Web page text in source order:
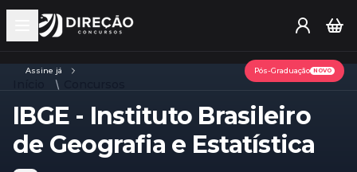
Open main menu
Assine já Pós-Graduação NOVO
IBGE - Instituto Brasileiro
de Geografia e Estatística